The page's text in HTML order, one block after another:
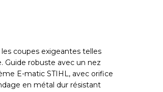
coupes exigeantes telles
Guide robuste avec un nez
E-matic STIHL, avec orifice
en métal dur résistant